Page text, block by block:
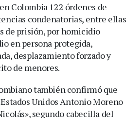
Colombia 122 órdenes de
condenatorias, entre ellas
de prisión, por homicidio
en persona protegida,
desplazamiento forzado y
de menores.
también confirmó que
Unidos Antonio Moreno
segundo cabecilla del